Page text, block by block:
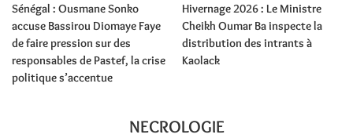
Sénégal : Ousmane Sonko
accuse Bassirou Diomaye Faye
de faire pression sur des
responsables de Pastef, la crise
politique s’accentue
Hivernage 2026 : Le Ministre
Cheikh Oumar Ba inspecte la
distribution des intrants à
Kaolack
NECROLOGIE